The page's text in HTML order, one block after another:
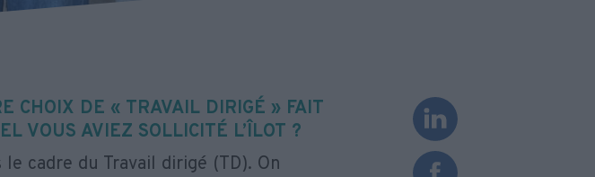
CHOIX DE « TRAVAIL DIRIGÉ » FAIT
VOUS AVIEZ SOLLICITÉ L’ÎLOT ?
cadre du Travail dirigé (TD). On